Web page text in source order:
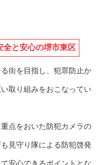
全と安心の堺市東区
街を目指し、犯罪防止か
取り組みをおこなってい
点をおいた防犯カメラの
見守り隊による防犯啓発